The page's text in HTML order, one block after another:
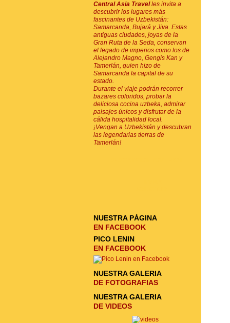
Central Asia Travelles invita a
descubrir los lugares más
fascinantes de Uzbekistán:
Samarcanda, Bujará y Jiva. Estas
antiguas ciudades, joyas de la
Gran Ruta de la Seda, conservan
el legado de imperios como los de
Alejandro Magno, Gengis Kan y
Tamerlán, quien hizo de
Samarcanda la capital de su
estado.
Durante el viaje podrán recorrer
bazares coloridos, probar la
deliciosa cocina uzbeka, admirar
paisajes únicos y disfrutar de la
cálida hospitalidad local.
¡Vengan a Uzbekistán y descubran
las legendarias tierras de
Tamerlán!
NUESTRA PÁGINA
EN FACEBOOK
PICO LENIN
EN FACEBOOK
NUESTRA GALERIA
DE FOTOGRAFIAS
NUESTRA GALERIA
DE VIDEOS